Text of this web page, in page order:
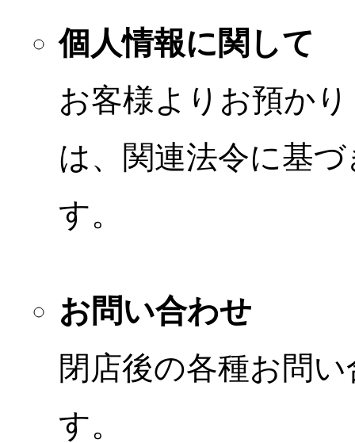
個人情報に関して
お客様よりお預か
は、関連法令に基
す。
お問い合わせ
閉店後の各種お問
す。